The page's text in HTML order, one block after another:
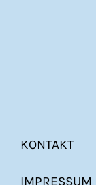
KONTAKT
IMPRESSUM